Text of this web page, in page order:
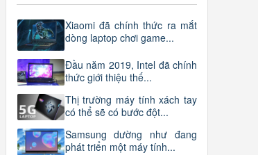
Xiaomi đã chính thức ra mắt
dòng laptop chơi game...
Đầu năm 2019, Intel đã chính
thức giới thiệu thế...
Thị trường máy tính xách tay
có thể sẽ có bước đột...
Samsung dường như đang
phát triển một máy tính...